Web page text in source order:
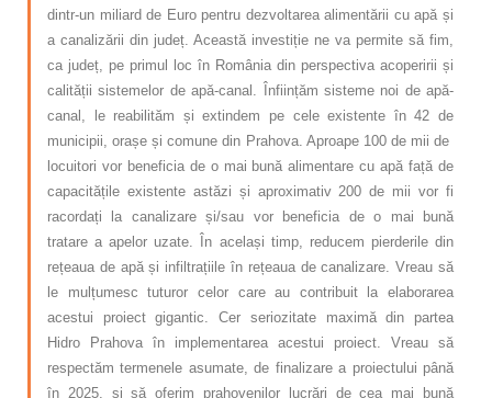
dintr-un miliard de Euro pentru dezvoltarea alimentării cu apă și
a canalizării din județ. Această investiție ne va permite să fim,
ca județ, pe primul loc în România din perspectiva acoperirii și
calității sistemelor de apă-canal. Înființăm sisteme noi de apă-
canal, le reabilităm și extindem pe cele existente în 42 de
municipii, orașe și comune din Prahova. Aproape 100 de mii de
locuitori vor beneficia de o mai bună alimentare cu apă față de
capacitățile existente astăzi și aproximativ 200 de mii vor fi
racordați la canalizare și/sau vor beneficia de o mai bună
tratare a apelor uzate. În același timp, reducem pierderile din
rețeaua de apă și infiltrațiile în rețeaua de canalizare. Vreau să
le mulțumesc tuturor celor care au contribuit la elaborarea
acestui proiect gigantic. Cer seriozitate maximă din partea
Hidro Prahova în implementarea acestui proiect. Vreau să
respectăm termenele asumate, de finalizare a proiectului până
în 2025, și să oferim prahovenilor lucrări de cea mai bună